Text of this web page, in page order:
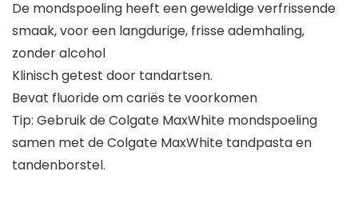
De mondspoeling heeft een geweldige verfrissende
smaak, voor een langdurige, frisse ademhaling,
zonder alcohol
Klinisch getest door tandartsen.
Bevat fluoride om cariës te voorkomen
Tip: Gebruik de Colgate MaxWhite mondspoeling
samen met de Colgate MaxWhite tandpasta en
tandenborstel.